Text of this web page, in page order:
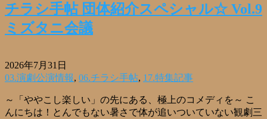
チラシ手帖 団体紹介スペシャル☆ Vol.9
ミズタニ会議
2026年7月31日
03.演劇公演情報, 06.チラシ手帖, 17.特集記事
～「ややこし楽しい」の先にある、極上のコメディを～ こ
んにちは！とんでもない暑さで体が追いついていない観劇三